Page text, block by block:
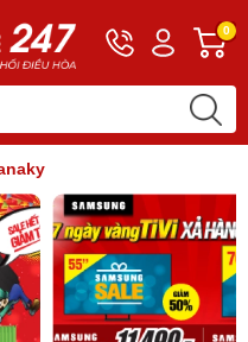
Hotline
0243
Tài
khoản
Khách
0